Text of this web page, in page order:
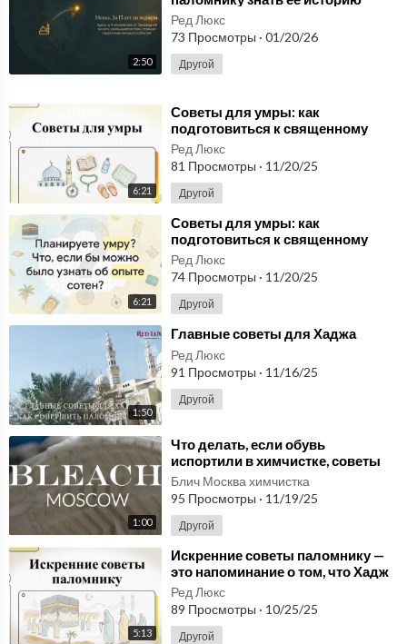
и советы:https://vk.com/video/@alfedyaev
📚 Бесплатный мастер-класс "Маркетплейсы 2024":
ademy.at/qoxj
2:50
перед Хаджем — факты и советы
на 2026 год | Хадж
Ред Люкс
73 Просмотры · 01/20/26
Другой
6:21
⁣⁣Советы для умры: как
подготовиться к священному
путешествию
Ред Люкс
81 Просмотры · 11/20/25
Другой
6:21
⁣Советы для умры: как
подготовиться к священному
путешествию
Ред Люкс
74 Просмотры · 11/20/25
Другой
1:50
⁣Главные советы для Хаджа
Ред Люкс
91 Просмотры · 11/16/25
Другой
1:00
⁣Что делать, если обувь
испортили в химчистке, советы
юристов.
Блич Москва химчистка
95 Просмотры · 11/19/25
Другой
5:13
⁣Искренние советы паломнику —
это напоминание о том, что Хадж
и Умра начинаются задолго до
дороги.
Ред Люкс
89 Просмотры · 10/25/25
Другой